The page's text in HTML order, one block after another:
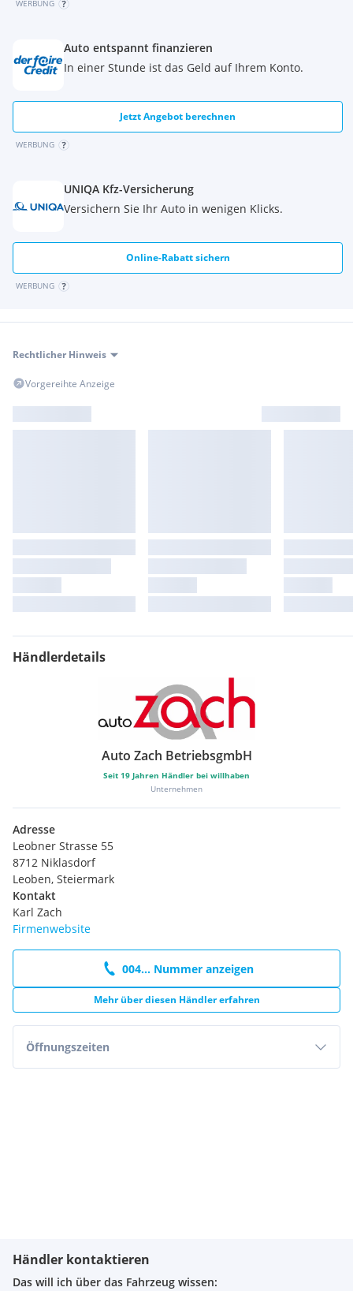
WERBUNG
Auto entspannt finanzieren
In einer Stunde ist das Geld auf Ihrem Konto.
Jetzt Angebot berechnen
WERBUNG
UNIQA Kfz-Versicherung
Versichern Sie Ihr Auto in wenigen Klicks.
Online-Rabatt sichern
WERBUNG
Rechtlicher Hinweis
Vorgereihte Anzeige
Händlerdetails
Auto Zach BetriebsgmbH
Seit 19 Jahren Händler bei willhaben
Unternehmen
Adresse
Leobner Strasse 55
8712 Niklasdorf
Leoben, Steiermark
Kontakt
Karl Zach
Firmenwebsite
004... Nummer anzeigen
Mehr über diesen Händler erfahren
Öffnungszeiten
Händler kontaktieren
Das will ich über das Fahrzeug wissen: